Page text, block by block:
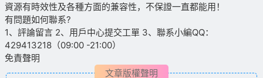
資源有時效性及各種方面的兼容性，不保證一直都能用！
有問題如何聯系?
1、評論留言 2、用戶中心提交工單 3、聯系小編QQ：
429413218（09:00 -21:00）
免責聲明
文章版權聲明